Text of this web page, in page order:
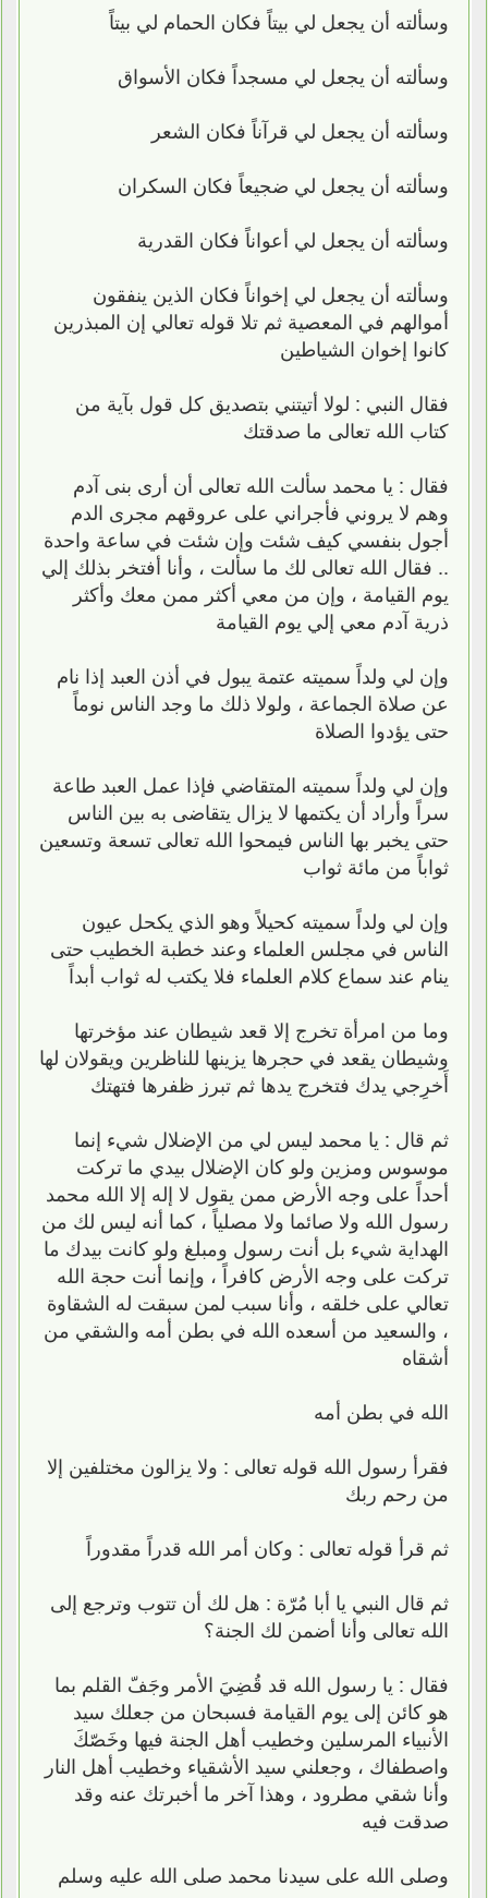
وسألته أن يجعل لي بيتاً فكان الحمام لي بيتاً
وسألته أن يجعل لي مسجداً فكان الأسواق
وسألته أن يجعل لي قرآناً فكان الشعر
وسألته أن يجعل لي ضجيعاً فكان السكران
وسألته أن يجعل لي أعواناً فكان القدرية
وسألته أن يجعل لي إخواناً فكان الذين ينفقون
أموالهم في المعصية ثم تلا قوله تعالي إن المبذرين
كانوا إخوان الشياطين
فقال النبي : لولا أتيتني بتصديق كل قول بآية من
كتاب الله تعالى ما صدقتك
فقال : يا محمد سألت الله تعالى أن أرى بنى آدم
وهم لا يروني فأجراني على عروقهم مجرى الدم
أجول بنفسي كيف شئت وإن شئت في ساعة واحدة
.. فقال الله تعالى لك ما سألت ، وأنا أفتخر بذلك إلي
يوم القيامة ، وإن من معي أكثر ممن معك وأكثر
ذرية آدم معي إلي يوم القيامة
وإن لي ولداً سميته عتمة يبول في أذن العبد إذا نام
عن صلاة الجماعة ، ولولا ذلك ما وجد الناس نوماً
حتى يؤدوا الصلاة
وإن لي ولداً سميته المتقاضي فإذا عمل العبد طاعة
سراً وأراد أن يكتمها لا يزال يتقاضى به بين الناس
حتى يخبر بها الناس فيمحوا الله تعالى تسعة وتسعين
ثواباً من مائة ثواب
وإن لي ولداً سميته كحيلاً وهو الذي يكحل عيون
الناس في مجلس العلماء وعند خطبة الخطيب حتى
ينام عند سماع كلام العلماء فلا يكتب له ثواب أبداً
وما من امرأة تخرج إلا قعد شيطان عند مؤخرتها
وشيطان يقعد في حجرها يزينها للناظرين ويقولان لها
أَخرِجي يدك فتخرج يدها ثم تبرز ظفرها فتهتك
ثم قال : يا محمد ليس لي من الإضلال شيء إنما
موسوس ومزين ولو كان الإضلال بيدي ما تركت
أحداً على وجه الأرض ممن يقول لا إله إلا الله محمد
رسول الله ولا صائما ولا مصلياً ، كما أنه ليس لك من
الهداية شيء بل أنت رسول ومبلغ ولو كانت بيدك ما
تركت على وجه الأرض كافراً ، وإنما أنت حجة الله
تعالي على خلقه ، وأنا سبب لمن سبقت له الشقاوة
، والسعيد من أسعده الله في بطن أمه والشقي من
أشقاه
الله في بطن أمه
فقرأ رسول الله قوله تعالى : ولا يزالون مختلفين إلا
من رحم ربك
ثم قرأ قوله تعالى : وكان أمر الله قدراً مقدوراً
ثم قال النبي يا أبا مُرّة : هل لك أن تتوب وترجع إلى
الله تعالى وأنا أضمن لك الجنة؟
فقال : يا رسول الله قد قُضِيَ الأمر وجَفّ القلم بما
هو كائن إلى يوم القيامة فسبحان من جعلك سيد
الأنبياء المرسلين وخطيب أهل الجنة فيها وخَصّكَ
واصطفاك ، وجعلني سيد الأشقياء وخطيب أهل النار
وأنا شقي مطرود ، وهذا آخر ما أخبرتك عنه وقد
صدقت فيه
وصلى الله على سيدنا محمد صلى الله عليه وسلم